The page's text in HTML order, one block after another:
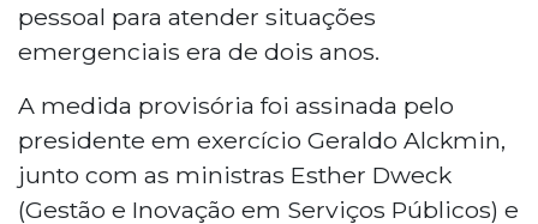
pessoal para atender situações
emergenciais era de dois anos.
A medida provisória foi assinada pelo
presidente em exercício Geraldo Alckmin,
junto com as ministras Esther Dweck
(Gestão e Inovação em Serviços Públicos) e